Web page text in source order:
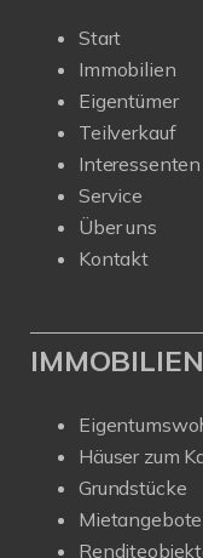
Start
Immobilien
Eigentümer
Teilverkauf
Interessenten
Service
Über uns
Kontakt
Häuser zum
Grundstücke
Mietangebote